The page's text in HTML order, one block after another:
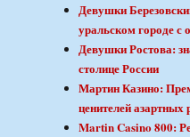
Девушки
уральском городе
Девушки Ростова:
столице России
Мартин Казино:
ценителей азартных
Martin Casino 800: